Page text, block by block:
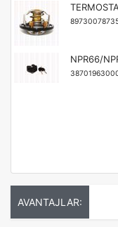
NPR66/
AVANTAJLAR: